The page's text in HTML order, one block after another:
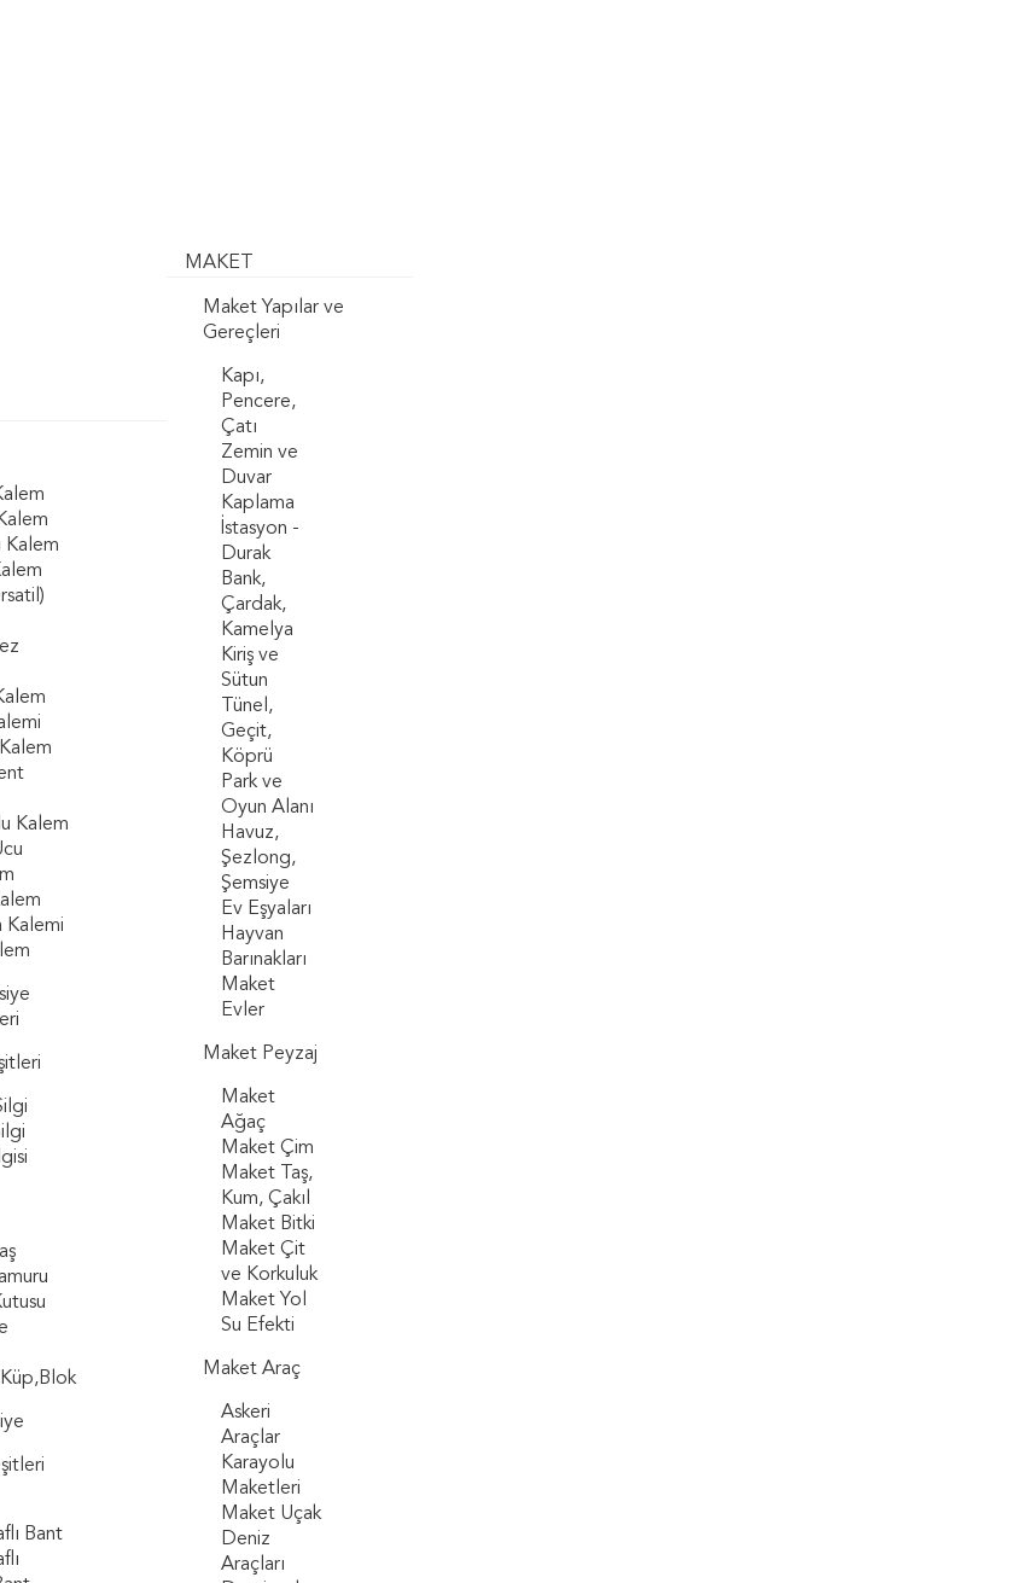
Kalem
Kalem
Kalemi
Bant
MAKET
Maket Yapılar ve
Gereçleri
Kapı,
Pencere,
Çatı
Zemin ve
Duvar
Kaplama
İstasyon -
Durak
Bank,
Çardak,
Kamelya
Kiriş ve
Sütun
Tünel,
Geçit,
Köprü
Park ve
Oyun Alanı
Havuz,
Şezlong,
Şemsiye
Ev Eşyaları
Hayvan
Barınakları
Maket
Evler
Maket Peyzaj
Maket
Ağaç
Maket Çim
Maket Taş,
Kum, Çakıl
Maket Bitki
Maket Çit
ve Korkuluk
Maket Yol
Su Efekti
Maket Araç
Askeri
Araçlar
Karayolu
Maketleri
Maket Uçak
Deniz
Araçları